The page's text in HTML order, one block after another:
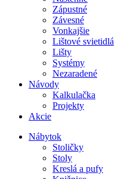
Zápustné
Závesné
Vonkajšie
Lištové svietidlá
Lišty
Systémy
Nezaradené
Návody
Kalkulačka
Projekty
Akcie
Nábytok
Stoličky
Stoly
Kreslá a pufy